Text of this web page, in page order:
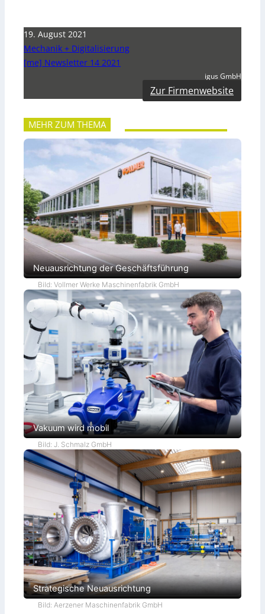
19. August 2021
Mechanik + Digitalisierung
[me] Newsletter 14 2021
igus GmbH
Zur Firmenwebsite
MEHR ZUM THEMA
Neuausrichtung der Geschäftsführung
Bild: Vollmer Werke Maschinenfabrik GmbH
Vakuum wird mobil
Bild: J. Schmalz GmbH
Strategische Neuausrichtung
Bild: Aerzener Maschinenfabrik GmbH